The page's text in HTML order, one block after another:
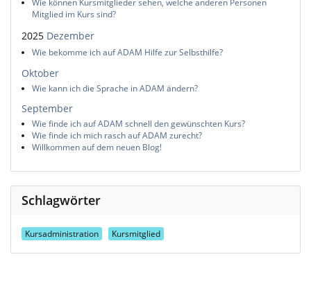
Wie können Kursmitglieder sehen, welche anderen Personen
Mitglied im Kurs sind?
2025 Dezember
Wie bekomme ich auf ADAM Hilfe zur Selbsthilfe?
Oktober
Wie kann ich die Sprache in ADAM ändern?
September
Wie finde ich auf ADAM schnell den gewünschten Kurs?
Wie finde ich mich rasch auf ADAM zurecht?
Willkommen auf dem neuen Blog!
Schlagwörter
Kursadministration Kursmitglied